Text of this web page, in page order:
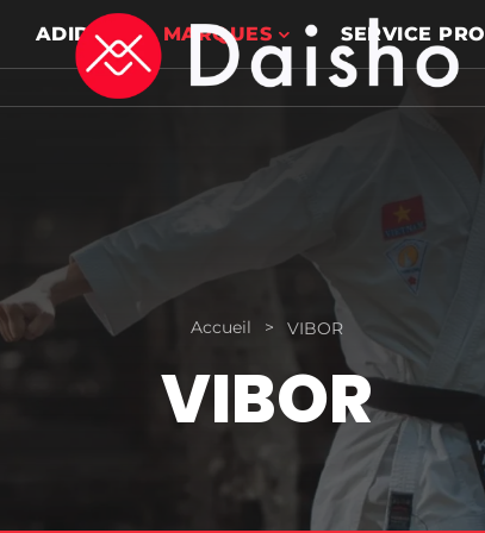
ADIDAS MARQUES SERVICE PRO
VIBOR
Accueil > VIBOR